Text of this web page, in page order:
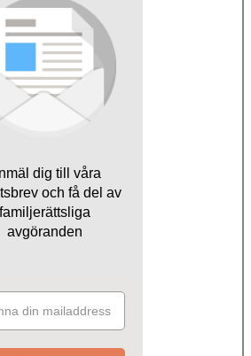
dig till våra
och få del av
familjerättsliga
avgöranden